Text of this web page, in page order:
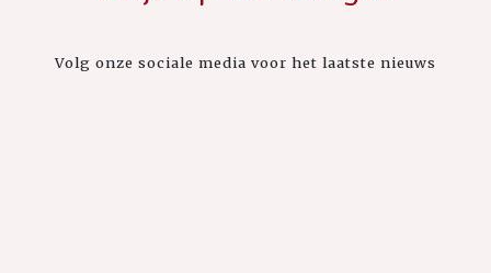
Volg onze sociale media voor het laatste nieuws